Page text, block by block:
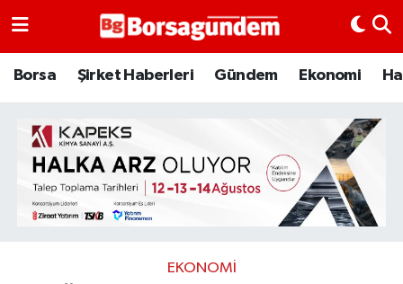
Borsa Şirket Haberleri Gündem Ekonomi
EKONOMI
Borsa
Emtia
Galeri